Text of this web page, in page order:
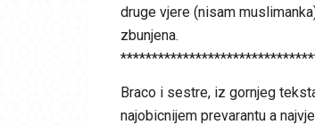
druge vjere (nisam
zbunjena.
Braco i sestre, iz gornjeg
najobicnijem prevarantu a